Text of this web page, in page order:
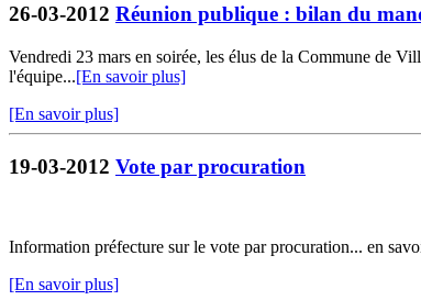
26-03-2012 Réunion publique : bilan du
Vendredi 23 mars en soirée, les élus de la Commune de
l'équipe...[En savoir plus]
[En savoir plus]
19-03-2012 Vote par procuration
Information préfecture sur le vote par procuration... en
[En savoir plus]